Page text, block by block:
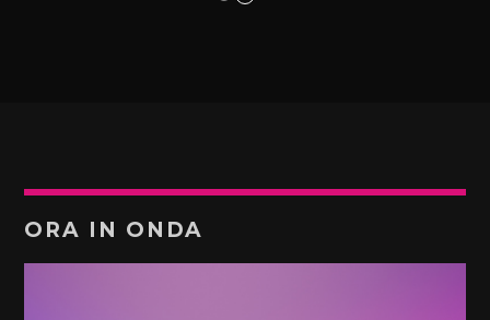
ORA IN ONDA